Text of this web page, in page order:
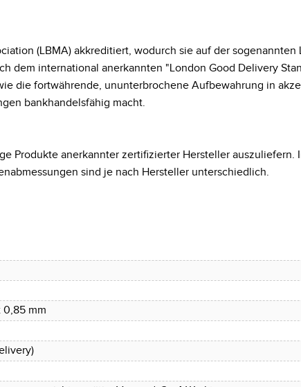
(LBMA) akkreditiert, wodurch sie auf der sogenannten
dem international anerkannten "London Good Delivery
die fortwährende, ununterbrochene Aufbewahrung in
bankhandelsfähig macht.
Produkte anerkannter zertifizierter Hersteller auszuliefern.
sind je nach Hersteller unterschiedlich.
0,85 mm